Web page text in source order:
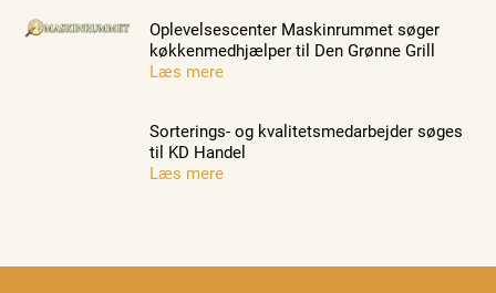
Oplevelsescenter Maskinrummet søger
køkkenmedhjælper til Den Grønne Grill
Læs mere
Sorterings- og kvalitetsmedarbejder søges
til KD Handel
Læs mere